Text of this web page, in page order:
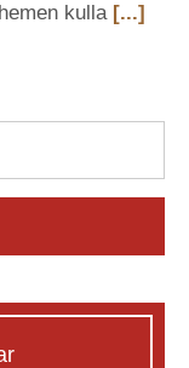
kulla [...]